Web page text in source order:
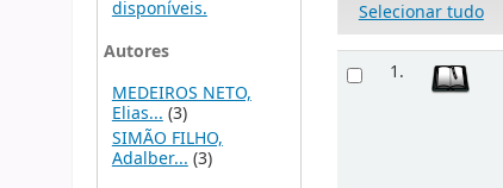
disponíveis.
Autores
MEDEIROS NETO,
Elias... (3)
SIMÃO FILHO,
Adalber...(3)
Selecionar tudo
1.